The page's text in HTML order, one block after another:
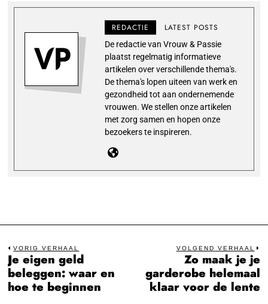
REDACTIE LATEST POSTS
De redactie van Vrouw & Passie
plaatst regelmatig informatieve
artikelen over verschillende thema's.
De thema's lopen uiteen van werk en
gezondheid tot aan ondernemende
vrouwen. We stellen onze artikelen
met zorg samen en hopen onze
bezoekers te inspireren.
Bericht
navigatie
VORIG VERHAAL
Previous
post:
Je eigen geld
beleggen: waar en
hoe te beginnen
VOLGEND VERHAAL
Zo maak je je
garderobe helemaal
klaar voor de lente